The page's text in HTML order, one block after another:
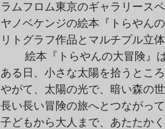
ラムフロム東京のギャラリース
ヤノベケンジの絵本『トらやん
リトグラフ作品とマルチプル立
ある日、小さな太陽を拾うとこ
やがて、太陽の光で、暗い森の
長い長い冒険の旅へとつながっ
子どもから大人まで、あたたか